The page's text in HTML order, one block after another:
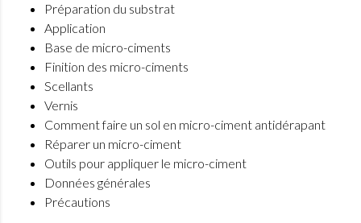
Préparation du substrat
Application
Base de micro-ciments
Finition des micro-ciments
Scellants
Vernis
Comment faire un sol en micro-ciment antidérapant
Réparer un micro-ciment
Outils pour appliquer le micro-ciment
Données générales
Précautions